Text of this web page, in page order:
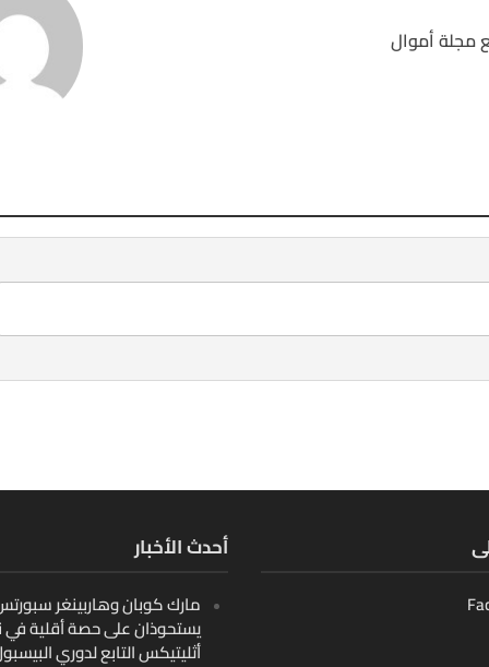
مجلة أموال
أحدث الأخبار
مارك كوبان وهاربينغر سبورتس
يستحوذان على حصة أقلية في
أثليتيكس التابع لدوري